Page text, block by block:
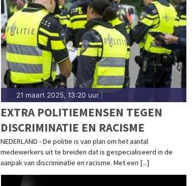
21 maart 2025, 13:20 uur|
EXTRA POLITIEMENSEN TEGEN
DISCRIMINATIE EN RACISME
NEDERLAND - De politie is van plan om het aantal
medewerkers uit te breiden dat is gespecialiseerd in de
aanpak van discriminatie en racisme. Met een [...]